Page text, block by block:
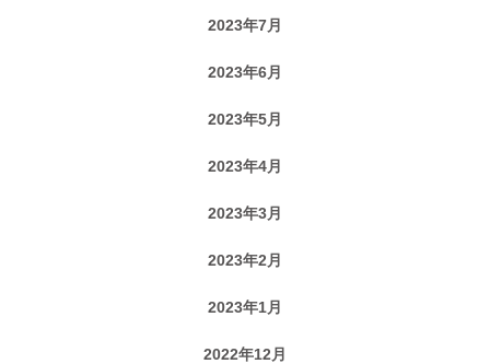
2023年7月
2023年6月
2023年5月
2023年4月
2023年3月
2023年2月
2023年1月
2022年12月